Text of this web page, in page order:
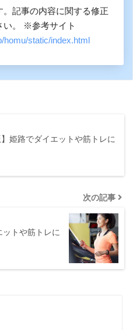
記事の内容に関する修正
い。 ※参考サイト
homu/static/index.html
】姫路でダイエットや筋トレに
次の記事
ットや筋トレに